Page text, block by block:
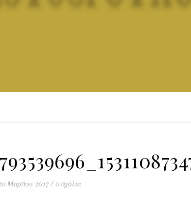
Μαρτίου 2017 / 0 σχόλια